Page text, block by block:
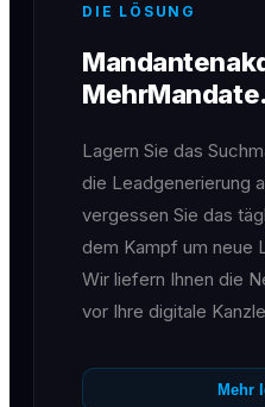
DIE LÖSUNG
Lagern Sie das
die Leadgenerierung
vergessen Sie das
dem Kampf um neue
Wir liefern Ihnen die
vor Ihre digitale
Mehr